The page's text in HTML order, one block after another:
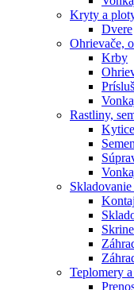
Kryty a
Dvere
Ohrievače,
Krby
Rastliny,
Skrine
Teplomery